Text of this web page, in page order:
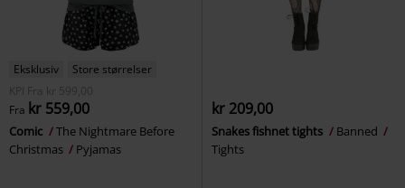
Eksklusiv
Store størrelser
KPI
Fra kr 599,00
Fra kr 559,00
Comic
The Nightmare Before
Christmas
Pyjamas
kr 209,00
Snakes fishnet tights
Banned
Tights